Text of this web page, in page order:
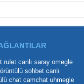
rulet canlı saray omegle
sohbet canlı
chat camchat uhmegle